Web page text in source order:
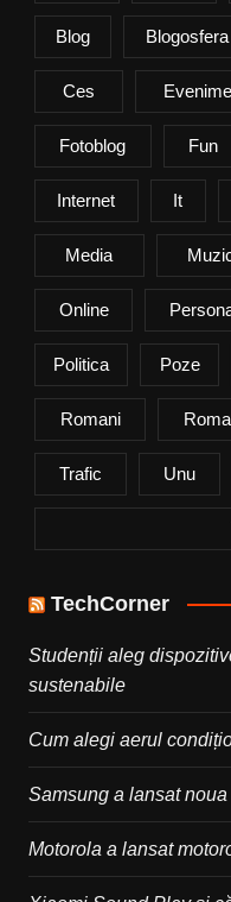
Blog Blogosfera
Ces
Fotoblog Fun
Internet It
Media
Online
Politica Poze
Romani
Trafic Unu
TechCorner
Studenții aleg
sustenabile
Cum alegi aerul
Samsung a lansat
Motorola a lansat